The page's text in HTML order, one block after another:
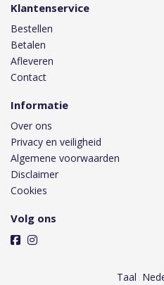
Klantenservice
Bestellen
Betalen
Afleveren
Contact
Informatie
Over ons
Privacy en veiligheid
Algemene voorwaarden
Disclaimer
Cookies
Volg ons
Taal